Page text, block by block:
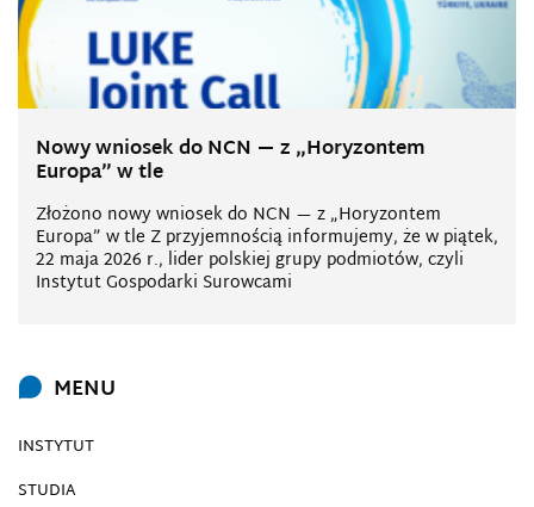
Nowy wniosek do NCN — z „Horyzontem
Europa” w tle
Złożono nowy wniosek do NCN — z „Horyzontem
Europa” w tle Z przyjemnością informujemy, że w piątek,
22 maja 2026 r., lider polskiej grupy podmiotów, czyli
Instytut Gospodarki Surowcami
MENU
INSTYTUT
STUDIA